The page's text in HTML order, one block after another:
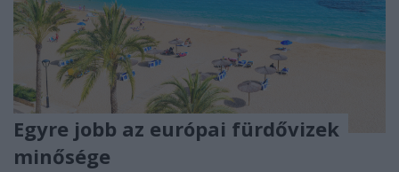
Egyre jobb az európai fürdővizek
minősége